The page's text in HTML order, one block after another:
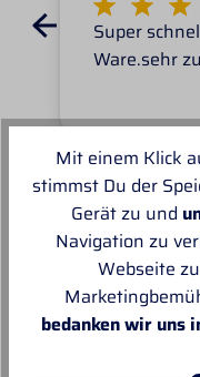
Super
Ware.sehr
Unsere
Mit einem Klick
stimmst Du der
Gerät zu und
Navigation zu
Webseite
bedanken wir uns